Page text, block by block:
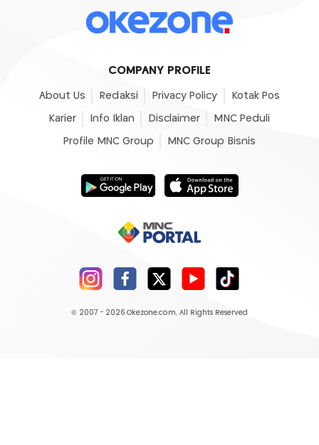
COMPANY PROFILE
About Us Redaksi Privacy Policy Kotak Pos
Karier Info Iklan Disclaimer MNC Peduli
Profile MNC Group MNC Group Bisnis
© 2007 - 2026 Okezone.com, All Rights Reserved